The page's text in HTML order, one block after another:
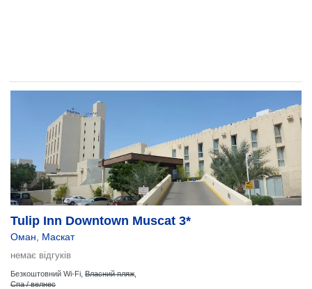
Tulip Inn Downtown Muscat 3*
Оман Маскат
немає відгуків
Безкоштовний Wi-Fi, Власний пляж
Спа / велнес